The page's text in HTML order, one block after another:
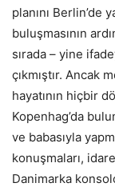
planını Berlin’de
buluşmasının
sırada – yine
çıkmıştır. Ancak
hayatının hiçbir
Kopenhag’da
ve babasıyla
konuşmaları,
Danimarka